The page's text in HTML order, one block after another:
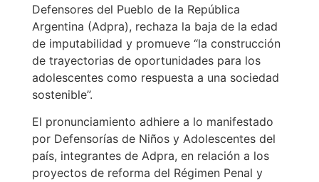
Defensores del Pueblo de la República
Argentina (Adpra), rechaza la baja de la edad
de imputabilidad y promueve “la construcción
de trayectorias de oportunidades para los
adolescentes como respuesta a una sociedad
sostenible”.
El pronunciamiento adhiere a lo manifestado
por Defensorías de Niños y Adolescentes del
país, integrantes de Adpra, en relación a los
proyectos de reforma del Régimen Penal y